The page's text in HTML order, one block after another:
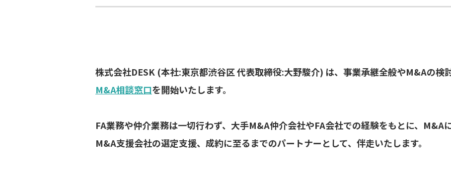
株式会社DESK (本社:東京都渋谷区 代表取締役:大野駿介) は、事業承継全般やM&Aの検
M&A相談窓口を開始いたします。
FA業務や仲介業務は一切行わず、大手M&A仲介会社やFA会社での経験をもとに、M&A
M&A支援会社の選定支援、成約に至るまでのパートナーとして、伴走いたします。